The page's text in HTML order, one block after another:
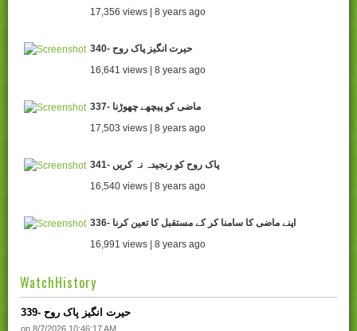
17,356 views | 8 years ago
340- حیرت انگیز پاک روح
16,641 views | 8 years ago
337- ماضی کو پیچھے چھوڑنا
17,503 views | 8 years ago
341- پاک روح کو رنجیدہ نہ کریں
16,540 views | 8 years ago
336- اپنے ماضی کا سامنا کر کے مستقبل کا تعین کرنا
16,991 views | 8 years ago
WatchHistory
339- حیرت انگیز پاک روح
on 8/7/2026 10:46:17 AM